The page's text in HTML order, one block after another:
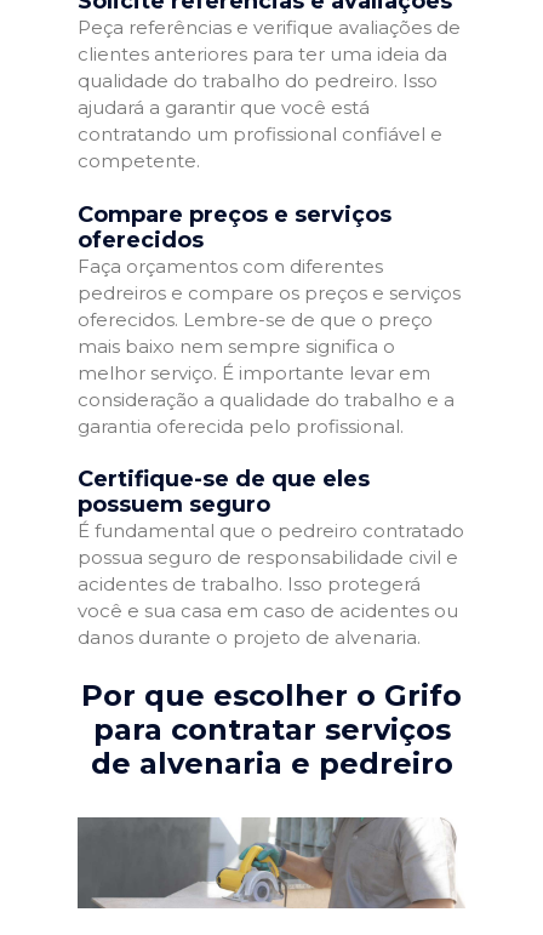
Peça referências e verifique avaliações de
clientes anteriores para ter uma ideia da
qualidade do trabalho do pedreiro. Isso
ajudará a garantir que você está
contratando um profissional confiável e
competente.
Compare preços e serviços
oferecidos
Faça orçamentos com diferentes
pedreiros e compare os preços e serviços
oferecidos. Lembre-se de que o preço
mais baixo nem sempre significa o
melhor serviço. É importante levar em
consideração a qualidade do trabalho e a
garantia oferecida pelo profissional.
Certifique-se de que eles
possuem seguro
É fundamental que o pedreiro contratado
possua seguro de responsabilidade civil e
acidentes de trabalho. Isso protegerá
você e sua casa em caso de acidentes ou
danos durante o projeto de alvenaria.
Por que escolher o Grifo
para contratar serviços
de alvenaria e pedreiro